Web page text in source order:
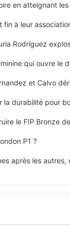
en atteignant
fin à leur
Rodríguez
qui ouvre le
et Calvo
la durabilité pour
le FIP Bronze
P1 ?
après les autres,